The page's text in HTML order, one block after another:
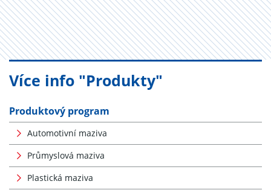
Více info "Produkty"
Produktový program
Automotivní maziva
Průmyslová maziva
Plastická maziva